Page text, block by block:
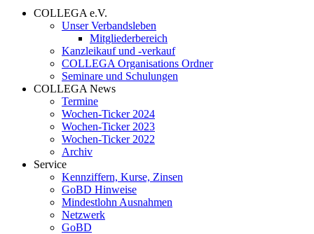
COLLEGA e.V.
Unser Verbandsleben
Mitgliederbereich
Kanzleikauf und -verkauf
COLLEGA Organisations Ordner
Seminare und Schulungen
COLLEGA News
Termine
Wochen-Ticker 2024
Wochen-Ticker 2023
Wochen-Ticker 2022
Archiv
Service
Kennziffern, Kurse, Zinsen
GoBD Hinweise
Mindestlohn Ausnahmen
Netzwerk
GoBD